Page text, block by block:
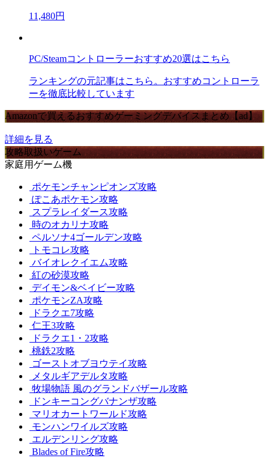
11,480円
PC/Steamコントローラーおすすめ20選はこちら
ランキングの元記事はこちら。おすすめコントローラ
ーを徹底比較しています
Amazonで買えるおすすめゲーミングデバイスまとめ【ad】
詳細を見る
攻略取扱いゲーム
家庭用ゲーム機
ポケモンチャンピオンズ攻略
ぽこあポケモン攻略
スプラレイダース攻略
時のオカリナ攻略
ペルソナ4ゴールデン攻略
トモコレ攻略
バイオレクイエム攻略
紅の砂漠攻略
デイモン&ベイビー攻略
ポケモンZA攻略
ドラクエ7攻略
仁王3攻略
ドラクエ1・2攻略
桃鉄2攻略
ゴーストオブヨウテイ攻略
メタルギアデルタ攻略
牧場物語 風のグランドバザール攻略
ドンキーコングバナンザ攻略
マリオカートワールド攻略
モンハンワイルズ攻略
エルデンリング攻略
Blades of Fire攻略